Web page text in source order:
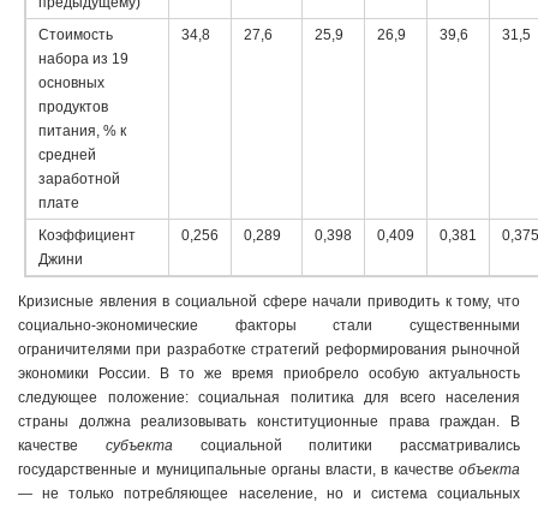
Стоимость
набора из 19
основных
продуктов
питания, % к
средней
заработной
плате
34,8 27,6 25,9 26,9 39,6 31,5
Коэффициент
Джини
0,256 0,289 0,398 0,409 0,381 0,375
Кризисные явления в социальной сфере начали приводить к тому, что
социально-экономические факторы стали существенными
ограничителями при разработке стратегий реформирования рыночной
экономики России. В то же время приобрело особую актуальность
следующее положение: социальная политика для всего населения
страны должна реализовывать конституционные права граждан. В
качестве субъектасоциальной политики рассматривались
государственные и муниципальные органы власти, в качестве объекта
— не только потребляющее население, но и система социальных